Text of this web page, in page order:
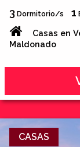
3 Dormitorio/s 1
Casas en
Maldonado
CASAS